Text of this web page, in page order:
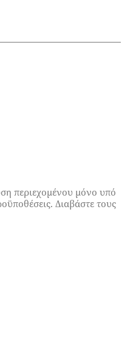
περιεχομένου μόνο υπό
Διαβάστε τους